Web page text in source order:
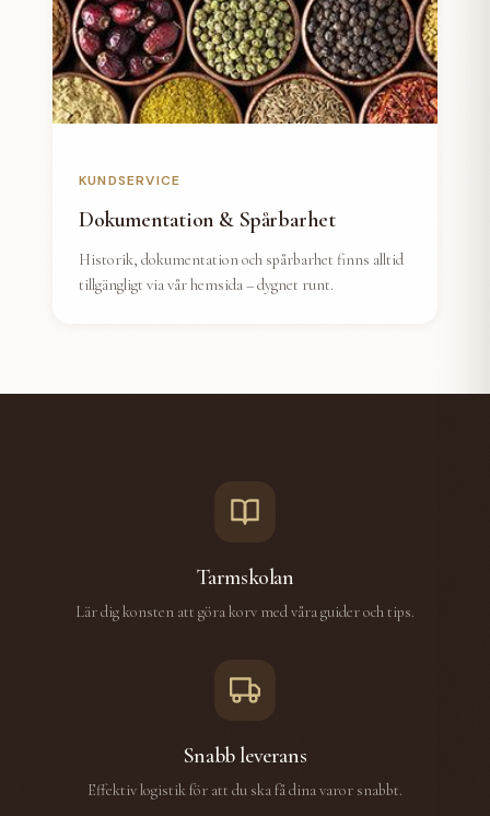
KUNDSERVICE
Dokumentation & Spårbarhet
Historik, dokumentation och spårbarhet finns alltid
tillgängligt via vår hemsida – dygnet runt.
Tarmskolan
Lär dig konsten att göra korv med våra guider och tips.
Snabb leverans
Effektiv logistik för att du ska få dina varor snabbt.